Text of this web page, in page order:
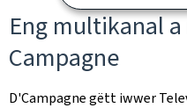
Eng multikanal
Campagne
D'Campagne gëtt iwwer